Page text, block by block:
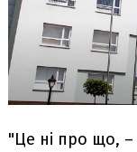
"Це ні про що, –